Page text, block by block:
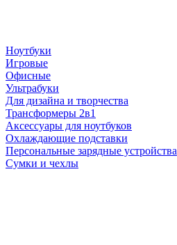
Ноутбуки
Игровые
Офисные
Ультрабуки
Для дизайна и творчества
Трансформеры 2в1
Аксессуары для ноутбуков
Охлаждающие подставки
Персональные зарядные устройства
Сумки и чехлы